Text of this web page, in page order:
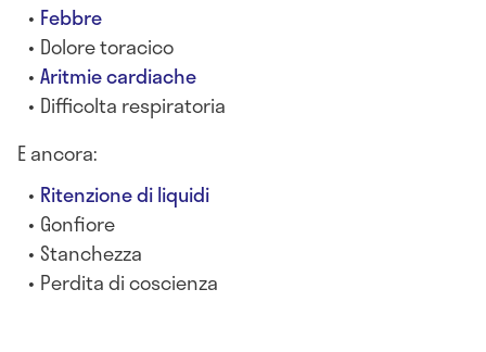
Febbre
Dolore toracico
Aritmie cardiache
Difficolta respiratoria
E ancora:
Ritenzione di liquidi
Gonfiore
Stanchezza
Perdita di coscienza